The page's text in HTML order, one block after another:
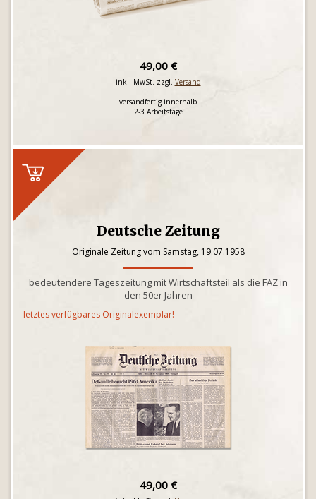
49,00 €
inkl. MwSt. zzgl. Versand
versandfertig innerhalb
2-3 Arbeitstage
Deutsche Zeitung
Originale Zeitung vom Samstag, 19.07.1958
bedeutendere Tageszeitung mit Wirtschaftsteil als die FAZ in
den 50er Jahren
letztes verfügbares Originalexemplar!
49,00 €